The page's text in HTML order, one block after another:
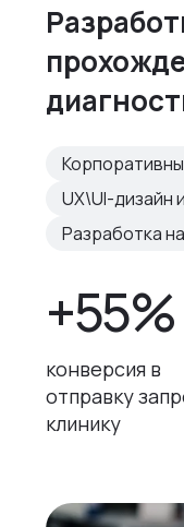
UX\UI-дизайн
Разработка
+55%
конверсия в
отправку
клинику